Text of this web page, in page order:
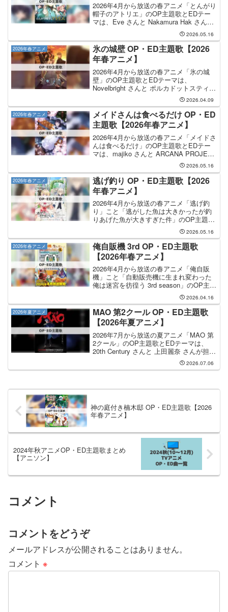
2026年4月から放送の春アニメ「とんがり
帽子のアトリエ」のOP主題歌とEDテー
マは、Eve さんと Nakamura Hak さんが
担当します。OP主題歌の担当はEveさん
で、曲名は「風のアンセム feat. suis
from ヨルシカ...
2026.05.16
2026年春アニメ
氷の城壁 OP・ED主題歌【2026
年春アニメ】
2026年4月から放送の春アニメ「氷の城
壁」のOP主題歌とEDテーマは、
Novelbright さんと ポルカドットスティン
グレイ さんが担当します。OP主題歌を
手掛けるのは Novelbright さんで、その
OP主題歌のタイトルは「透明...
2026.04.09
2026年春アニメ
メイドさんは食べるだけ OP・ED
主題歌【2026年春アニメ】
2026年4月から放送の春アニメ「メイドさ
んは食べるだけ」のOP主題歌とEDテー
マは、majiko さんと ARCANA PROJECT
さんが担当します。OP主題歌は majiko
さんが担当し、OP主題歌のタイトルは
「リボン」です。ED...
2026.05.16
2026年春アニメ
逃げ釣り OP・ED主題歌【2026
年春アニメ】
2026年4月から放送の春アニメ「逃げ釣
り」こと「逃がした魚は大きかったが釣
りあげた魚が大きすぎた件」のOP主題歌
とEDテーマは、HoneyWorks feat.鈴木愛
理 さんと 吉乃 さんが担当します。OP主
題歌は HoneyWorks ...
2026.05.16
2026年春アニメ
俺自販機 3rd OP・ED主題歌
【2026年春アニメ】
2026年4月から放送の春アニメ「俺自販
機」こと「自動販売機に生まれ変わった
俺は迷宮を彷徨う 3rd season」のOP主題
歌とEDテーマは、ビバラッシュ さんと
FUWAMOCO さんが担当します。OP主題
歌の担当はビバラッシュさんで、...
2026.04.16
2026年夏アニメ
MAO 第2クール OP・ED主題歌
【2026年夏アニメ】
2026年7月から放送の夏アニメ「MAO 第
2クール」のOP主題歌とEDテーマは、
20th Century さんと 上田麗奈 さんが担当
します。OP主題歌は 20th Century さん
が担当し、OP主題歌のタイトルは「僕ら
2026.07.06
神の庭付き楠木邸 OP・ED主題歌【2026
年春アニメ】
2024年秋アニメOP・ED主題歌まとめ
【アニソン】
コメント
コメントをどうぞ
メールアドレスが公開されることはありません。
コメント ※